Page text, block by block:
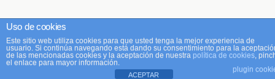
Uso de cookies
Este sitio web utiliza cookies para que usted tenga la mejor experiencia de
usuario. Si continúa navegando está dando su consentimiento para la
de las mencionadas cookies y la aceptación de nuestra política de cookies,
el enlace para mayor información.
plugin
ACEPTAR